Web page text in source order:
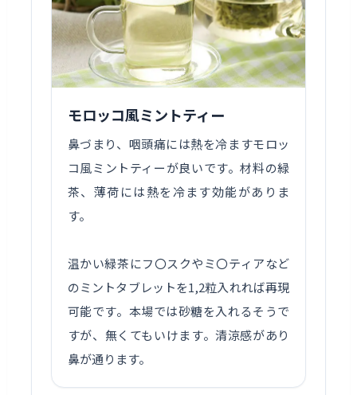
モロッコ風ミントティー
鼻づまり、咽頭痛には熱を冷ますモロッ
コ風ミントティーが良いです。材料の緑
茶、薄荷には熱を冷ます効能がありま
す。
温かい緑茶にフ〇スクやミ〇ティアなど
のミントタブレットを1,2粒入れれば再現
可能です。本場では砂糖を入れるそうで
すが、無くてもいけます。清涼感があり
鼻が通ります。